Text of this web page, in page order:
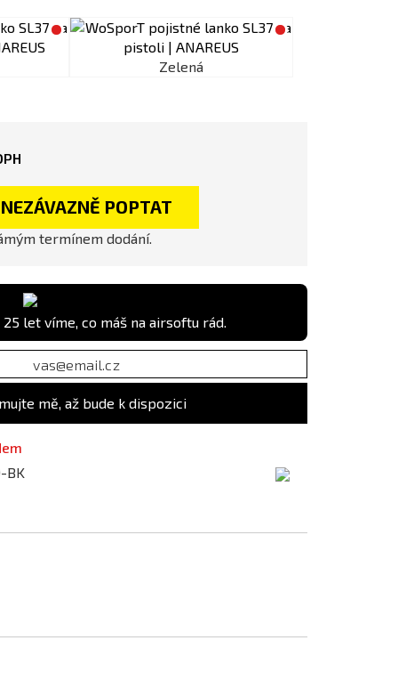
Zelená
NEZÁVAZNĚ POPTAT
termínem dodání.
25 let víme, co máš na airsoftu rád.
mě, až bude k dispozici
BK